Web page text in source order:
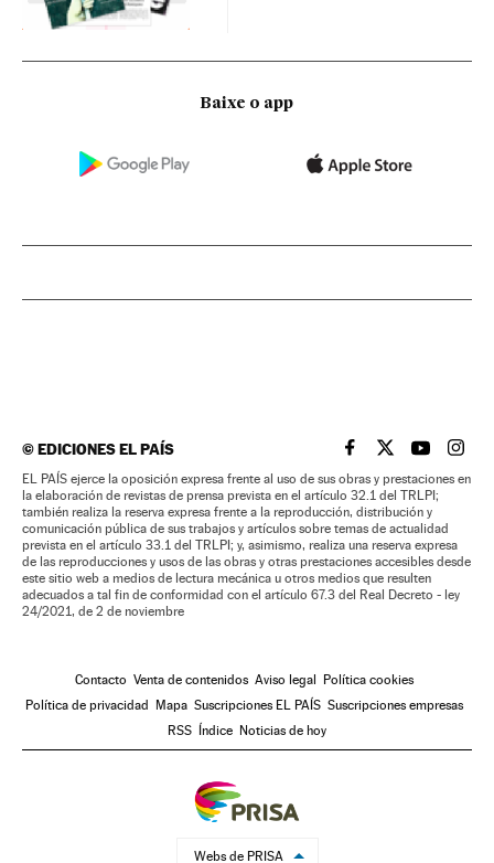
Baixe o app
©EDICIONES EL PAÍS EL PAÍS BRASIL EN
EL PAÍSEL PAÍS
EL
EL PAÍS ejerce la oposición expresa frente al uso de sus obras y prestaciones en
la elaboración de revistas de prensa prevista en el artículo 32.1 del TRLPI;
también realiza la reserva expresa frente a la reproducción, distribución y
comunicación pública de sus trabajos y artículos sobre temas de actualidad
prevista en el artículo 33.1 del TRLPI; y, asimismo, realiza una reserva expresa
de las reproducciones y usos de las obras y otras prestaciones accesibles desde
este sitio web a medios de lectura mecánica u otros medios que resulten
adecuados a tal fin de conformidad con el artículo 67.3 del Real Decreto - ley
24/2021, de 2 de noviembre
Contacto Venta de contenidos Aviso legal
Política cookies
Política de privacidad
Mapa Suscripciones EL PAÍS Suscripciones empresas
RSS
Índice Noticias de hoy
Webs de PRISA